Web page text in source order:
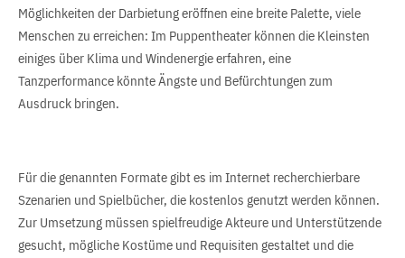
Möglichkeiten der Darbietung eröffnen eine breite Palette, viele
Menschen zu erreichen: Im Puppentheater können die Kleinsten
einiges über Klima und Windenergie erfahren, eine
Tanzperformance könnte Ängste und Befürchtungen zum
Ausdruck bringen.
Für die genannten Formate gibt es im Internet recherchierbare
Szenarien und Spielbücher, die kostenlos genutzt werden können.
Zur Umsetzung müssen spielfreudige Akteure und Unterstützende
gesucht, mögliche Kostüme und Requisiten gestaltet und die